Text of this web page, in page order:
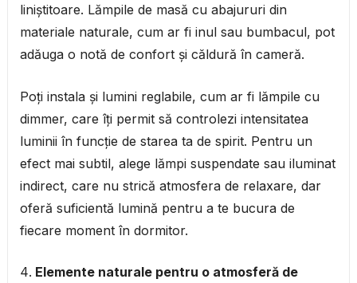
liniștitoare. Lămpile de masă cu abajururi din
materiale naturale, cum ar fi inul sau bumbacul, pot
adăuga o notă de confort și căldură în cameră.
Poți instala și lumini reglabile, cum ar fi lămpile cu
dimmer, care îți permit să controlezi intensitatea
luminii în funcție de starea ta de spirit. Pentru un
efect mai subtil, alege lămpi suspendate sau iluminat
indirect, care nu strică atmosfera de relaxare, dar
oferă suficientă lumină pentru a te bucura de
fiecare moment în dormitor.
Elemente naturale pentru o atmosferă de